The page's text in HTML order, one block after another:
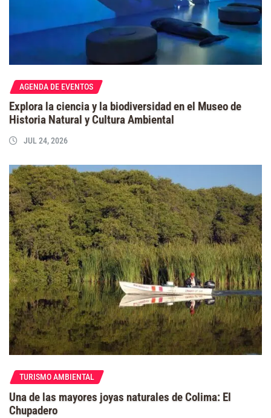
AGENDA DE EVENTOS
Explora la ciencia y la biodiversidad en el Museo de
Historia Natural y Cultura Ambiental
JUL 24, 2026
TURISMO AMBIENTAL
Una de las mayores joyas naturales de Colima: El
Chupadero